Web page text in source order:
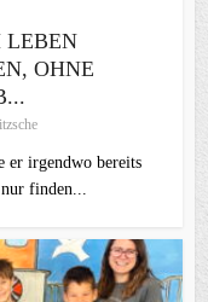
LEBEN
OHNE
er irgendwo bereits
finden...